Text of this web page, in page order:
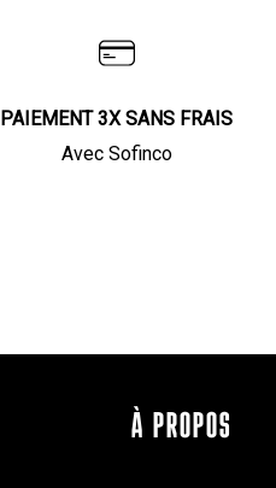
PAIEMENT 3X SANS FRAIS
Avec Sofinco
À PROPOS